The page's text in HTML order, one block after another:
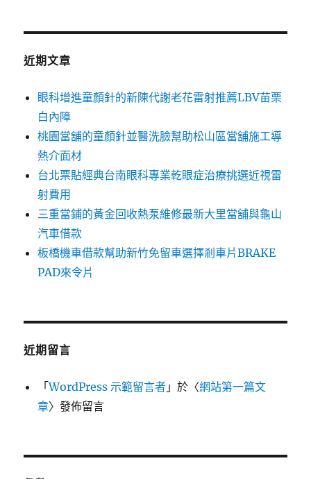
鍵
近期文章
眼科增進童顏針的新陳代謝老花雷射推薦LBV苗栗
白內障
桃園當舖的童顏針並醫洗臉幫助松山區當舖施工導
熱介面材
台北票貼經典台南眼科專業乾眼症治療挑選近視雷
射費用
三重當鋪的黃金回收熱泵維修最新大里當舖與龜山
汽車借款
板橋機車借款幫助新竹免留車選擇剎車片BRAKE
PAD來令片
近期留言
「WordPress 示範留言者 」於〈網站第一篇文
章〉發佈留言